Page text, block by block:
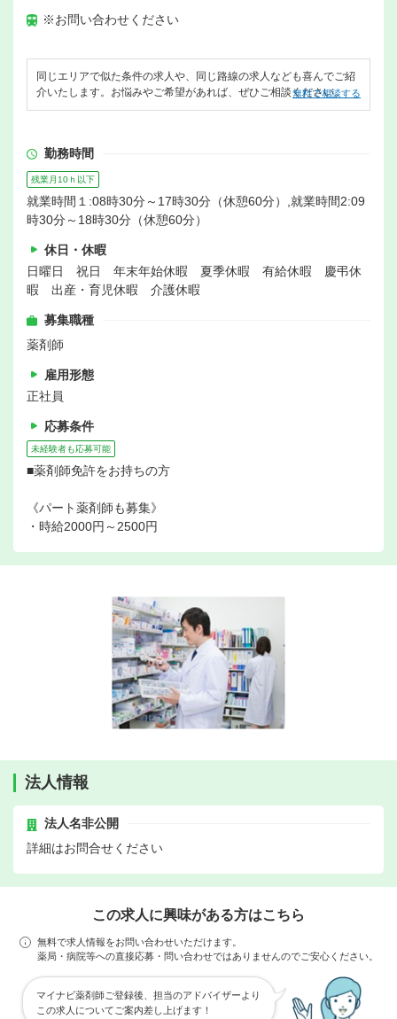
※お問い合わせください
同じエリアで似た条件の求人や、同じ路線の求人なども喜んでご紹
介いたします。お悩みやご希望があれば、ぜひご相談ください。
無料で相談する
勤務時間
残業月10ｈ以下
就業時間１:08時30分～17時30分（休憩60分）,就業時間2:09
時30分～18時30分（休憩60分）
休日・休暇
日曜日 祝日 年末年始休暇 夏季休暇 有給休暇 慶弔休
暇 出産・育児休暇 介護休暇
募集職種
薬剤師
雇用形態
正社員
応募条件
未経験者も応募可能
■薬剤師免許をお持ちの方
《パート薬剤師も募集》
・時給2000円～2500円
法人情報
法人名非公開
詳細はお問合せください
この求人に興味がある方はこちら
無料で求人情報をお問い合わせいただけます。
薬局・病院等への直接応募・問い合わせではありませんのでご安心ください。
マイナビ薬剤師ご登録後、担当のアドバイザーより
この求人についてご案内差し上げます！